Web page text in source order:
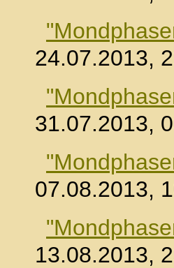
24.07.2013,
31.07.2013,
07.08.2013,
13.08.2013,